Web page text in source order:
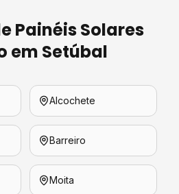
Painéis Solares
em Setúbal
Alcochete
Barreiro
Moita